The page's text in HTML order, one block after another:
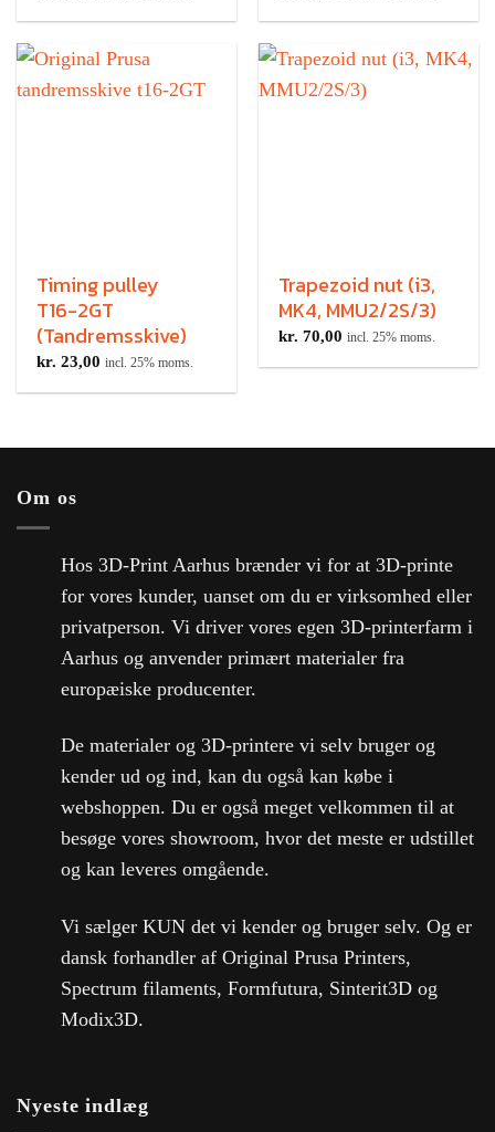
Timing pulley
T16-2GT
(Tandremsskive)
kr. 23,00 incl. 25% moms.
Trapezoid nut (i3,
MK4, MMU2/2S/3)
kr. 70,00 incl. 25% moms.
Om os
Hos 3D-Print Aarhus brænder vi for at 3D-printe
for vores kunder, uanset om du er virksomhed eller
privatperson. Vi driver vores egen 3D-printerfarm i
Aarhus og anvender primært materialer fra
europæiske producenter.
De materialer og 3D-printere vi selv bruger og
kender ud og ind, kan du også kan købe i
webshoppen. Du er også meget velkommen til at
besøge vores showroom, hvor det meste er udstillet
og kan leveres omgående.
Vi sælger KUN det vi kender og bruger selv. Og er
dansk forhandler af Original Prusa Printers,
Spectrum filaments, Formfutura, Sinterit3D og
Modix3D.
Nyeste indlæg